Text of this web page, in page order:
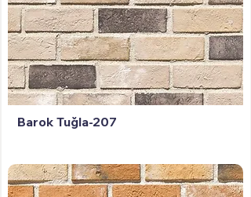
Barok Tuğla-207